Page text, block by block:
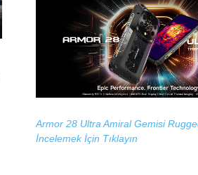
Armor 28 Ultra Amiral Gemisi
İncelemek İçin Tıklayın